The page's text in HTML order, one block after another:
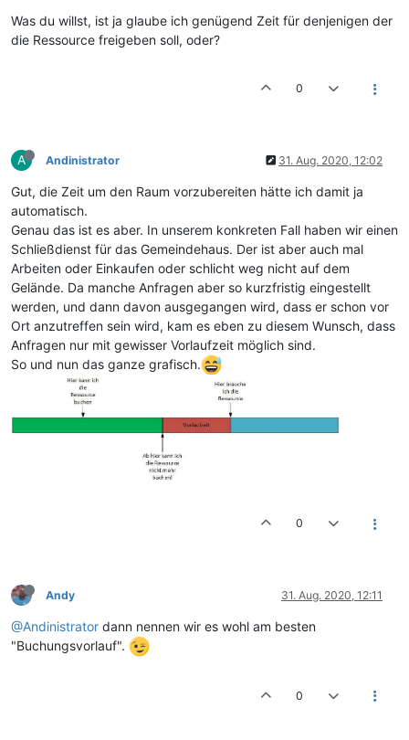
Was du willst, ist ja glaube ich genügend Zeit für denjenigen der
die Ressource freigeben soll, oder?
0
A Andinistrator 31. Aug. 2020, 12:02
Gut, die Zeit um den Raum vorzubereiten hätte ich damit ja
automatisch.
Genau das ist es aber. In unserem konkreten Fall haben wir einen
Schließdienst für das Gemeindehaus. Der ist aber auch mal
Arbeiten oder Einkaufen oder schlicht weg nicht auf dem
Gelände. Da manche Anfragen aber so kurzfristig eingestellt
werden, und dann davon ausgegangen wird, dass er schon vor
Ort anzutreffen sein wird, kam es eben zu diesem Wunsch, dass
Anfragen nur mit gewisser Vorlaufzeit möglich sind.
So und nun das ganze grafisch.
0
Andy 31. Aug. 2020, 12:11
@Andinistrator dann nennen wir es wohl am besten
"Buchungsvorlauf".
0